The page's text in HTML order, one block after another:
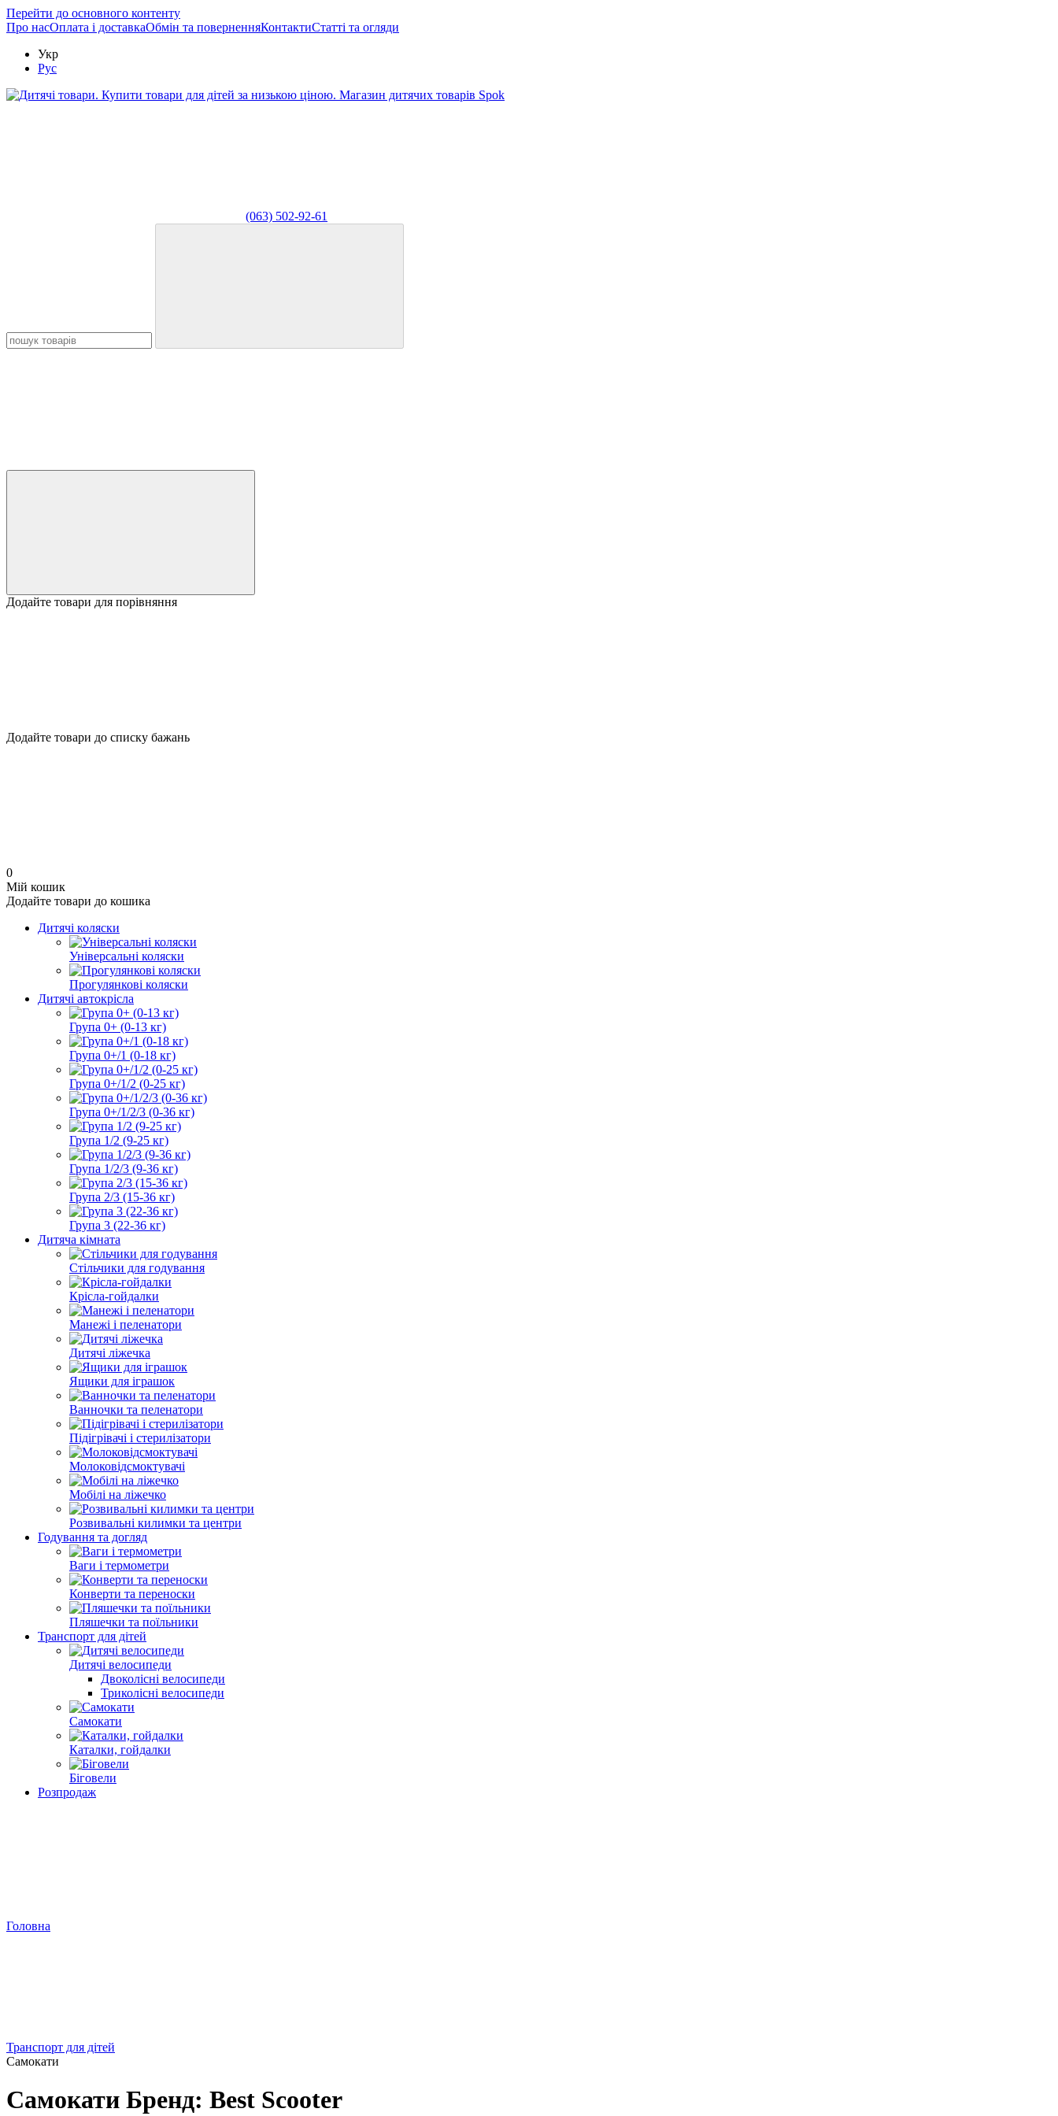
Перейти до основного контенту
Про насОплата і доставкаОбмін та поверненняКонтактиСтатті та огляди
Укр
Рус
(063) 502-92-61
Додайте товари для порівняння
Додайте товари до списку бажань
0
Мій кошик
Додайте товари до кошика
Дитячі коляски
Універсальні коляски
Прогулянкові коляски
Дитячі автокрісла
Група 0+ (0-13 кг)
Група 0+/1 (0-18 кг)
Група 0+/1/2 (0-25 кг)
Група 0+/1/2/3 (0-36 кг)
Група 1/2 (9-25 кг)
Група 1/2/3 (9-36 кг)
Група 2/3 (15-36 кг)
Група 3 (22-36 кг)
Дитяча кімната
Стільчики для годування
Крісла-гойдалки
Манежі і пеленатори
Дитячі ліжечка
Ящики для іграшок
Ванночки та пеленатори
Підігрівачі і стерилізатори
Молоковідсмоктувачі
Мобілі на ліжечко
Розвивальні килимки та центри
Годування та догляд
Ваги і термометри
Конверти та переноски
Пляшечки та поїльники
Транспорт для дітей
Дитячі велосипеди
Двоколісні велосипеди
Триколісні велосипеди
Самокати
Каталки, гойдалки
Біговели
Розпродаж
Головна
Транспорт для дітей
Самокати
Самокати Бренд: Best Scooter